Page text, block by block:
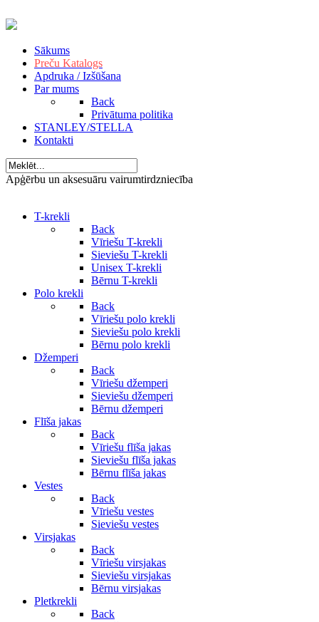
Sākums
Preču Katalogs
Apdruka / Izšūšana
Par mums
Back
Privātuma politika
STANLEY/STELLA
Kontakti
Apģērbu un aksesuāru vairumtirdzniecība
T-krekli
Back
Vīriešu T-krekli
Sieviešu T-krekli
Unisex T-krekli
Bērnu T-krekli
Polo krekli
Back
Vīriešu polo krekli
Sieviešu polo krekli
Bērnu polo krekli
Džemperi
Back
Vīriešu džemperi
Sieviešu džemperi
Bērnu džemperi
Flīša jakas
Back
Vīriešu flīša jakas
Sieviešu flīša jakas
Bērnu flīša jakas
Vestes
Back
Vīriešu vestes
Sieviešu vestes
Virsjakas
Back
Vīriešu virsjakas
Sieviešu virsjakas
Bērnu virsjakas
Pletkrekli
Back